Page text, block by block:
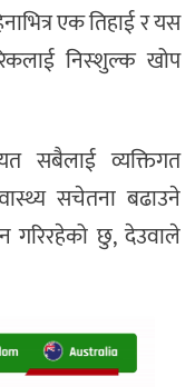
एक तिहाई र यस
निस्शुल्क खोप
सबैलाई व्यक्तिगत
सचेतना बढाउने
गरिरहेको छु, देउवाले